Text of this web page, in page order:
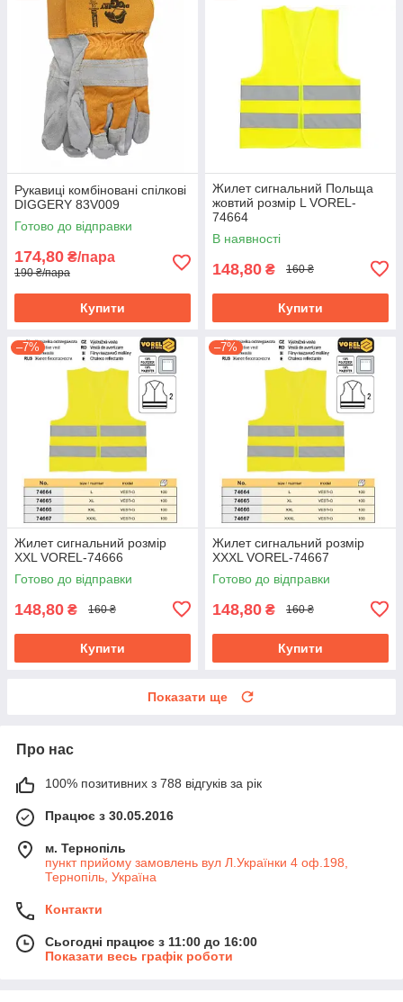
Рукавиці комбіновані спілкові
DIGGERY 83V009
Готово до відправки
174,80 ₴/пара
190 ₴/пара
Купити
Жилет сигнальний Польща
жовтий розмір L VOREL-
74664
В наявності
148,80 ₴ 160 ₴
Купити
–7%
Жилет сигнальний розмір
XXL VOREL-74666
Готово до відправки
148,80 ₴ 160 ₴
Купити
–7%
Жилет сигнальний розмір
XXXL VOREL-74667
Готово до відправки
148,80 ₴ 160 ₴
Купити
Показати ще
Про нас
100% позитивних з 788 відгуків за рік
Працює з 30.05.2016
м. Тернопіль
пункт прийому замовлень вул Л.Українки 4 оф.198,
Тернопіль, Україна
Контакти
Сьогодні працює з 11:00 до 16:00
Показати весь графік роботи